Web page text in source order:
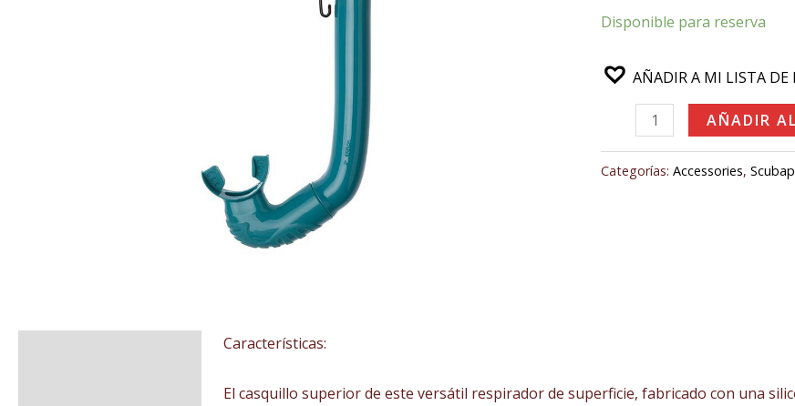
Disponible para reserva
AÑADIR A MI LISTA DE
AÑADIR
Categorías: Accessories,
Características:
El casquillo superior de este versátil respirador de superficie, fabricado con una